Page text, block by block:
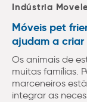
Indústria
Móveis pet
ajudam a criar
Os animais de
muitas famílias.
marceneiros
integrar as